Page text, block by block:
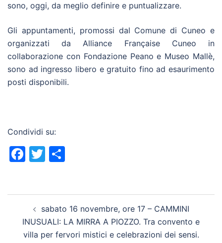
sono, oggi, da meglio definire e puntualizzare.
Gli appuntamenti, promossi dal Comune di Cuneo e
organizzati da Alliance Française Cuneo in
collaborazione con Fondazione Peano e Museo Mallè,
sono ad ingresso libero e gratuito fino ad esaurimento
posti disponibili.
Condividi su:
Facebook
Twitter
articolosabato 16 novembre, ore 17 – CAMMINI
INUSUALI: LA MIRRA A PIOZZO. Tra convento e
villa per fervori mistici e celebrazioni dei sensi.